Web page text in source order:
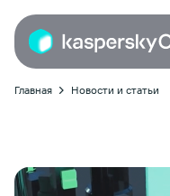
Главная Новости и статьи